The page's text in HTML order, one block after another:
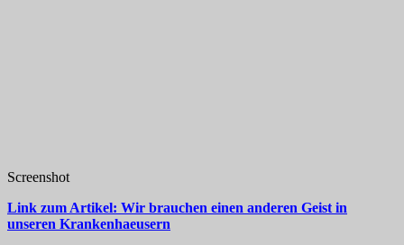
Screenshot
Link zum Artikel: Wir brauchen einen anderen Geist in
unseren Krankenhaeusern